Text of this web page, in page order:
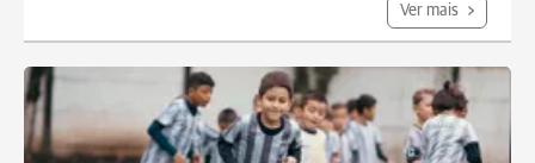
Ver mais